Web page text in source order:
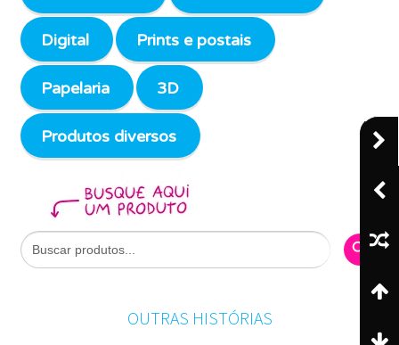
Digital Prints e postais
Papelaria 3D
Produtos diversos
Search
for:
Search
OUTRAS HISTÓRIAS